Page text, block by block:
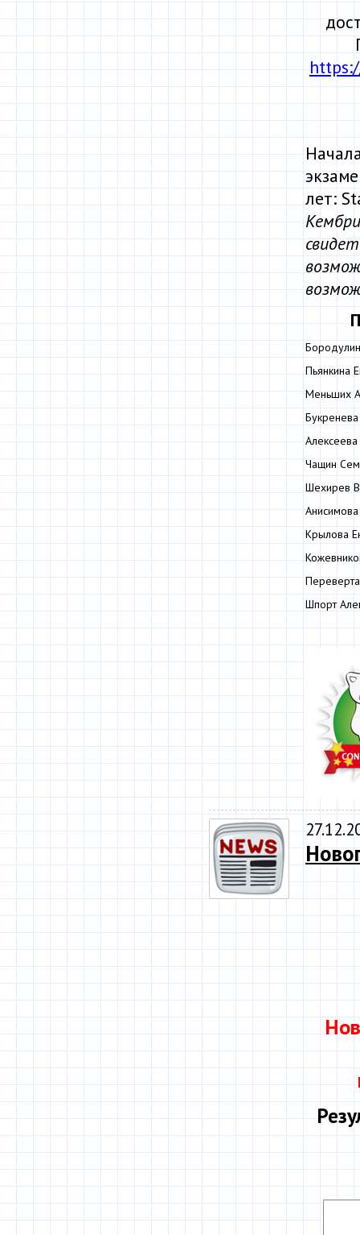
лет:
Пьянкина
Меньших
Букренева
Чащин
Шехирев
Крылова
Шпорт